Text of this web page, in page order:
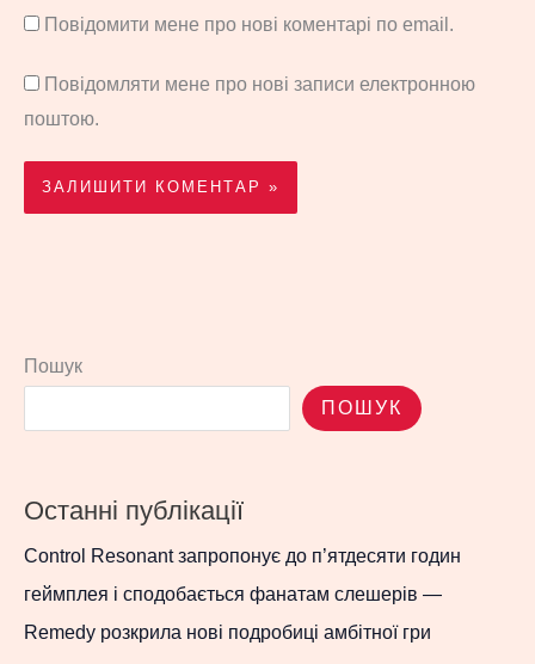
Повідомити мене про нові коментарі по email.
Повідомляти мене про нові записи електронною
поштою.
Пошук
ПОШУК
Останні публікації
Control Resonant запропонує до п’ятдесяти годин
геймплея і сподобається фанатам слешерів —
Remedy розкрила нові подробиці амбітної гри